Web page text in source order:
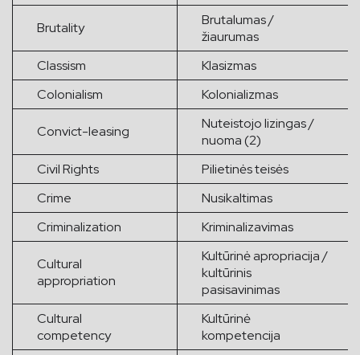
Brutality
Brutalumas /
žiaurumas
Classism
Klasizmas
Colonialism
Kolonializmas
Convict-leasing
Nuteistojo lizingas /
nuoma (2)
Civil Rights
Pilietinės teisės
Crime
Nusikaltimas
Criminalization
Kriminalizavimas
Cultural
appropriation
Kultūrinė apropriacija /
kultūrinis
pasisavinimas
Cultural
competency
Kultūrinė
kompetencija